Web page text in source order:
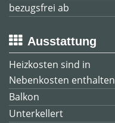
bezugsfrei ab
Ausstattung
Heizkosten sind in
Nebenkosten enthalten
Balkon
Unterkellert